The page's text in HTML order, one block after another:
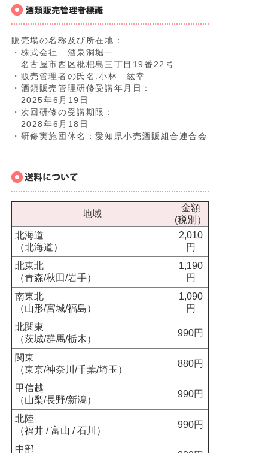
販売場の名称及び所在地：
・株式会社 酒泉洞堀一
名古屋市西区枇杷島三丁目19番22号
・販売管理者の氏名:小林 紘幸
・酒類販売管理研修受講年月日：
2025年6月19日
・次回研修の受講期限：
2028年6月18日
・研修実施団体名：愛知県小売酒販組合連合会
地域
金額
(税別）
北海道
（北海道）
2,010
円
北東北
（青森/秋田/岩手）
1,190
円
南東北
（山形/宮城/福島）
1,090
円
北関東
（茨城/群馬/栃木）
990円
関東
（東京/神奈川/千葉/埼玉）
880円
甲信越
（山梨/長野/新潟）
990円
北陸
（福井 / 富山 / 石川）
990円
中部